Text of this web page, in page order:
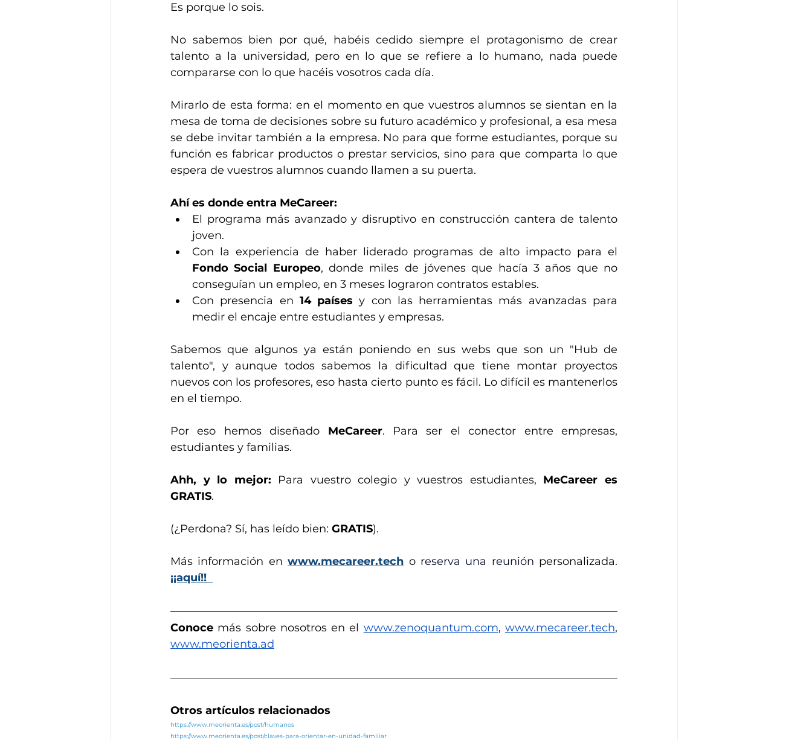
Es porque lo sois.
No sabemos bien por qué, habéis cedido siempre el protagonismo de crear
talento a la universidad, pero en lo que se refiere a lo humano, nada puede
compararse con lo que hacéis vosotros cada día.
Mirarlo de esta forma: en el momento en que vuestros alumnos se sientan en la
mesa de toma de decisiones sobre su futuro académico y profesional, a esa mesa
se debe invitar también a la empresa. No para que forme estudiantes, porque su
función es fabricar productos o prestar servicios, sino para que comparta lo que
espera de vuestros alumnos cuando llamen a su puerta.
Ahí es donde entra MeCareer:
El programa más avanzado y disruptivo en construcción cantera de talento
joven.
Fondo Social Europeo, donde miles de jóvenes que hacía 3 años que no
conseguían un empleo, en 3 meses lograron contratos estables.
Con presencia en 14 países y con las herramientas más avanzadas para
medir el encaje entre estudiantes y empresas.
Sabemos que algunos ya están poniendo en sus webs que son un "Hub de
talento", y aunque todos sabemos la dificultad que tiene montar proyectos
nuevos con los profesores, eso hasta cierto punto es fácil. Lo difícil es mantenerlos
en el tiempo.
Por eso hemos diseñado MeCareer. Para ser el conector entre empresas,
estudiantes y familias.
Ahh, y lo mejor: Para vuestro colegio y vuestros estudiantes, MeCareer es
GRATIS.
(¿Perdona? Sí, has leído bien: GRATIS).
Más información en www.mecareer.tech o reserva una reunión
¡¡aquí!!
Conoce más sobre nosotros en el www.zenoquantum.com, www.mecareer.tech
www.meorienta.ad
Otros artículos relacionados
https://www.meorienta.es/post/humanos
https://www.meorienta.es/post/claves-para-orientar-en-unidad-familiar